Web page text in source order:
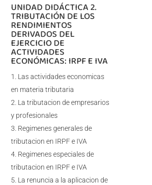
UNIDAD DIDÁCTICA 2.
TRIBUTACIÓN DE LOS
RENDIMIENTOS
DERIVADOS DEL
EJERCICIO DE
ACTIVIDADES
ECONÓMICAS: IRPF E IVA
Las actividades economicas
en materia tributaria
La tributacion de empresarios
y profesionales
Regimenes generales de
tributacion en IRPF e IVA
Regimenes especiales de
tributacion en IRPF e IVA
La renuncia a la aplicacion de